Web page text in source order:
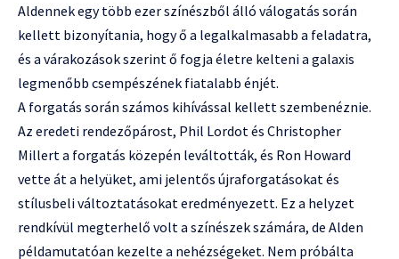
Aldennek egy több ezer színészből álló válogatás során
kellett bizonyítania, hogy ő a legalkalmasabb a feladatra,
és a várakozások szerint ő fogja életre kelteni a galaxis
legmenőbb csempészének fiatalabb énjét.
A forgatás során számos kihívással kellett szembenéznie.
Az eredeti rendezőpárost, Phil Lordot és Christopher
Millert a forgatás közepén leváltották, és Ron Howard
vette át a helyüket, ami jelentős újraforgatásokat és
stílusbeli változtatásokat eredményezett. Ez a helyzet
rendkívül megterhelő volt a színészek számára, de Alden
példamutatóan kezelte a nehézségeket. Nem próbálta